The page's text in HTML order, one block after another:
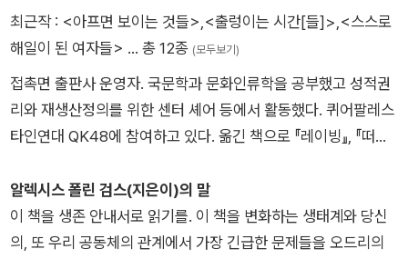
라 등 다양한 영역의 예술가들에게 영감을 주었다. 오드리 로드의
유산을 잇는 온라인 네트워크 ‘브릴리언스 리마스터드’의 창립자
를 지원해 왔다. 노스캐롤라이나 주 더럼에서 사랑하며 살아가고
있다.
최근작 : <아프면 보이는 것들> <출렁이는 시간[들]> <스스로
해일이 된 여자들> … 총 12종 (모두보기)
접촉면 출판사 운영자. 국문학과 문화인류학을 공부했고 성적권
리와 재생산정의를 위한 센터 셰어 등에서 활동했다. 퀴어팔레스
타인연대 QK48에 참여하고 있다. 옮긴 책으로 『레이빙』, 『떠오
지를 거부당한 여자들』이 있다.
알렉시스 폴린 검스(지은이)의 말
이 책을 생존 안내서로 읽기를. 이 책을 변화하는 생태계와 당신
의, 또 우리 공동체의 관계에서 가장 긴급한 문제들을 오드리의